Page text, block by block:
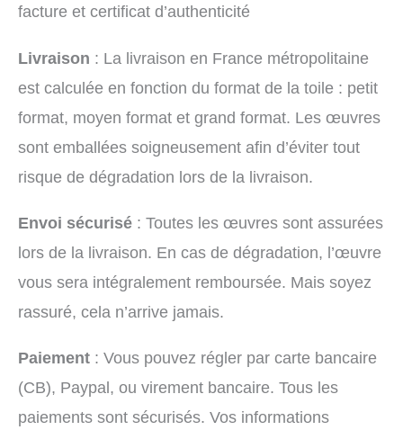
facture et certificat d’authenticité
Livraison : La livraison en France métropolitaine
est calculée en fonction du format de la toile : petit
format, moyen format et grand format. Les œuvres
sont emballées soigneusement afin d’éviter tout
risque de dégradation lors de la livraison.
Envoi sécurisé : Toutes les œuvres sont assurées
lors de la livraison. En cas de dégradation, l’œuvre
vous sera intégralement remboursée. Mais soyez
rassuré, cela n’arrive jamais.
Paiement : Vous pouvez régler par carte bancaire
(CB), Paypal, ou virement bancaire. Tous les
paiements sont sécurisés. Vos informations